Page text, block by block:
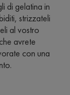
di gelatina in
strizzateli
al vostro
avrete
con una